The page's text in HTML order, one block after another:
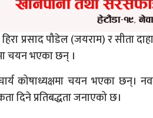
प्रसाद पौडेल (जयराम) र सीता
चयन भएका छन् ।
कोषाध्यक्षमा चयन भएका छन्।
दिने प्रतिबद्धता जनाएको छ।